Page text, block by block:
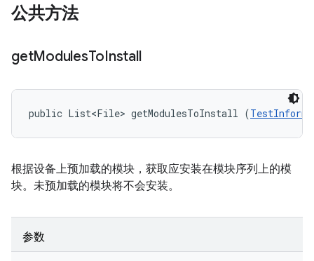
公共方法
getModulesToInstall
public List<File> getModulesToInstall (
根据设备上预加载的模块，获取应安装在模块序列上的模
块。未预加载的模块将不会安装。
参数